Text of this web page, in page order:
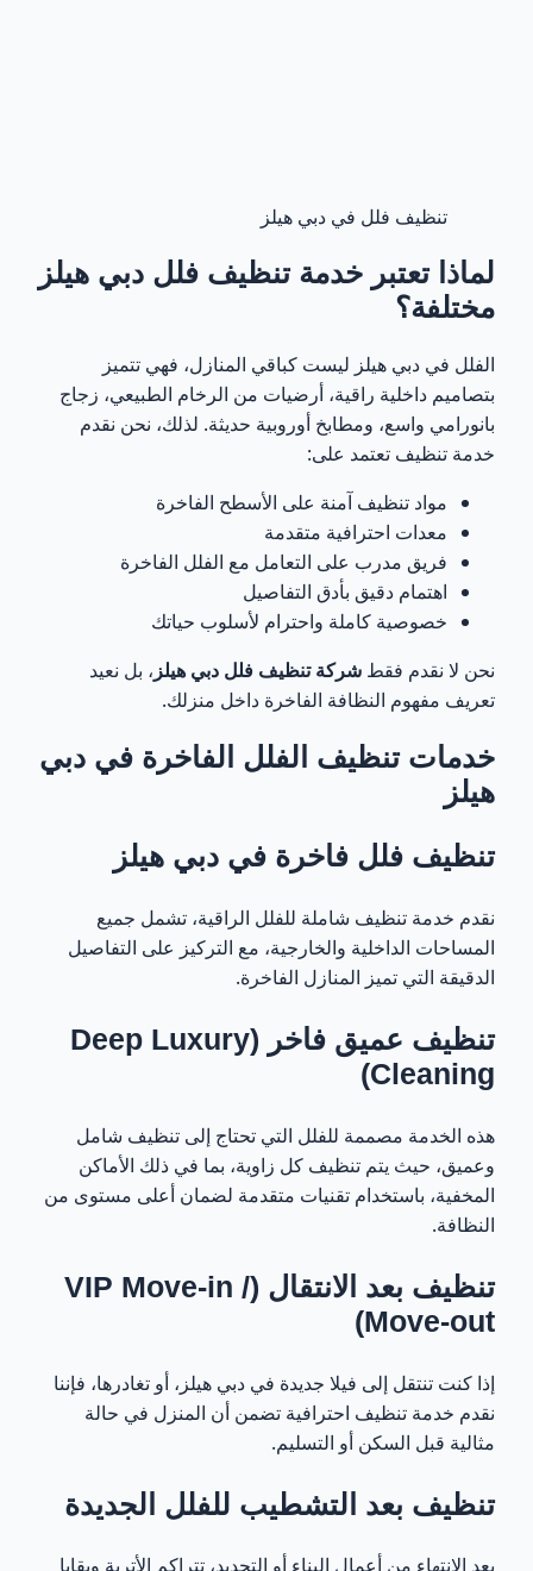
14 تنظيف منازل دبي هيلز الفاخرة بمعايير عالمية
15 الأسئلة الشائعة حول تنظيف فلل في دبي هيلز
16 هل تقدمون تنظيف فلل فاخرة في دبي هيلز؟
17
هل يتم استخدام مواد آمنة على الرخام والخشب
الفاخر؟
18 هل يوجد تنظيف بالبخار عالي الجودة؟
هل الخدمة تشمل التعقيم الكامل للفيلا؟
20 كم يستغرق تنظيف فيلا كبيرة في دبي هيلز؟
21 هل يوجد خدمة تنظيف سريعة أو طارئة؟
تنظيف فلل في دبي هيلز
لماذا تعتبر خدمة تنظيف فلل دبي هيلز
مختلفة؟
الفلل في دبي هيلز ليست كباقي المنازل، فهي تتميز
بتصاميم داخلية راقية، أرضيات من الرخام الطبيعي، زجاج
بانورامي واسع، ومطابخ أوروبية حديثة. لذلك، نحن نقدم
خدمة تنظيف تعتمد على:
مواد تنظيف آمنة على الأسطح الفاخرة
معدات احترافية متقدمة
فريق مدرب على التعامل مع الفلل الفاخرة
اهتمام دقيق بأدق التفاصيل
خصوصية كاملة واحترام لأسلوب حياتك
نحن لا نقدم فقط شركة تنظيف فلل دبي هيلز ، بل نعيد
تعريف مفهوم النظافة الفاخرة داخل منزلك.
خدمات تنظيف الفلل الفاخرة في دبي
هيلز
تنظيف فلل فاخرة في دبي هيلز
نقدم خدمة تنظيف شاملة للفلل الراقية، تشمل جميع
المساحات الداخلية والخارجية، مع التركيز على التفاصيل
الدقيقة التي تميز المنازل الفاخرة.
تنظيف عميق فاخر (Deep Luxury
Cleaning)
هذه الخدمة مصممة للفلل التي تحتاج إلى تنظيف شامل
وعميق، حيث يتم تنظيف كل زاوية، بما في ذلك الأماكن
المخفية، باستخدام تقنيات متقدمة لضمان أعلى مستوى من
النظافة.
تنظيف بعد الانتقال (VIP Move-in /
Move-out)
إذا كنت تنتقل إلى فيلا جديدة في دبي هيلز، أو تغادرها، فإننا
نقدم خدمة تنظيف احترافية تضمن أن المنزل في حالة
مثالية قبل السكن أو التسليم.
تنظيف بعد التشطيب للفلل الجديدة
بعد الانتهاء من أعمال البناء أو التجديد، تتراكم الأتربة وبقايا